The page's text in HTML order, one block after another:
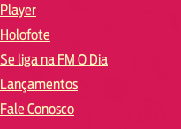
Player
Holofote
Se liga na FM O Dia
Lançamentos
Fale Conosco